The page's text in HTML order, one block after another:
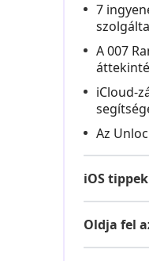
7
A 007
Az
iOS tippek
Oldja fel